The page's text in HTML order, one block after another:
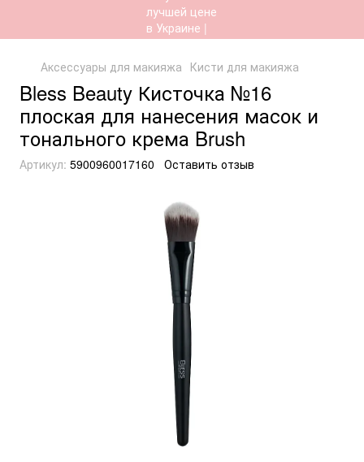
Аксессуары для макияжа Кисти для макияжа
Bless Beauty Кисточка №16
плоская для нанесения масок и
тонального крема Brush
Артикул: 5900960017160 Оставить отзыв